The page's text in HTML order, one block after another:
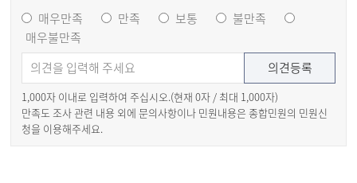
매우만족
만족 보통
불만족
매우불만족
1,000자 이내로 입력하여 주십시오.(현재 0자 / 최대 1,000자)
만족도 조사 관련 내용 외에 문의사항이나 민원내용은 종합민원의 민원신
청을 이용해주세요.